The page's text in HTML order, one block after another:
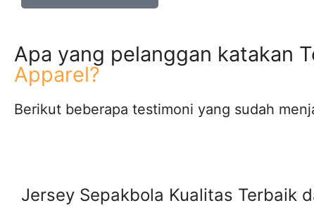
Apa yang pelanggan katakan
Apparel?
Berikut beberapa testimoni yang sudah
Jersey Sepakbola Kualitas Terbaik